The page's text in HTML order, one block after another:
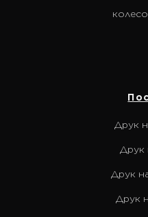
Друк
Друк
Друк
Друк